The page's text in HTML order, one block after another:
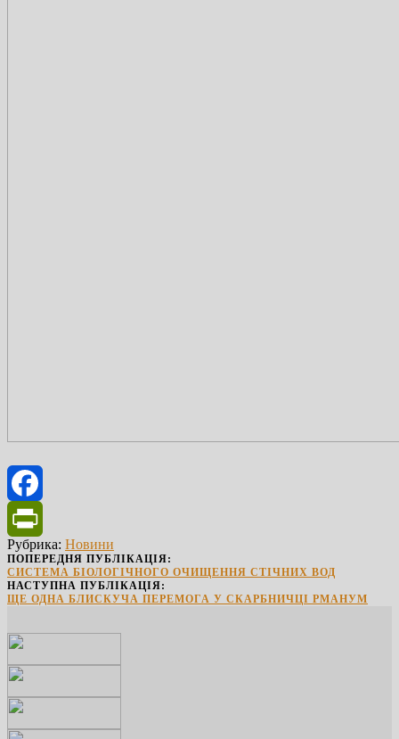
Facebook
PrintFriendly
Рубрика: Новини
ПОПЕРЕДНЯ ПУБЛІКАЦІЯ:
СИСТЕМА БІОЛОГІЧНОГО ОЧИЩЕННЯ СТІЧНИХ ВОД
НАСТУПНА ПУБЛІКАЦІЯ:
ЩЕ ОДНА БЛИСКУЧА ПЕРЕМОГА У СКАРБНИЧЦІ РМАНУМ